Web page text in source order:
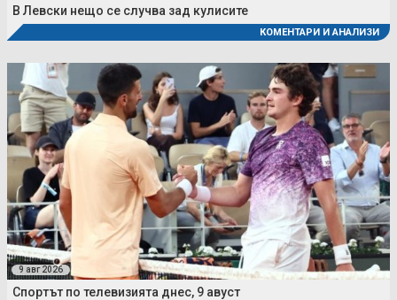
В Левски нещо се случва зад кулисите
КОМЕНТАРИ И АНАЛИЗИ
9 авг 2026
Спортът по телевизията днес, 9 авуст